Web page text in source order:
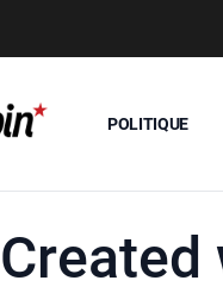
POLITIQUE
Created